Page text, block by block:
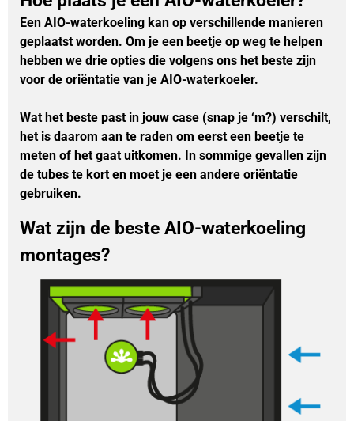
Een AIO-waterkoeling kan op verschillende manieren
geplaatst worden. Om je een beetje op weg te helpen
hebben we drie opties die volgens ons het beste zijn
voor de oriëntatie van je AIO-waterkoeler.
Wat het beste past in jouw case (snap je ‘m?) verschilt,
het is daarom aan te raden om eerst een beetje te
meten of het gaat uitkomen. In sommige gevallen zijn
de tubes te kort en moet je een andere oriëntatie
gebruiken.
Wat zijn de beste AIO-waterkoeling
montages?